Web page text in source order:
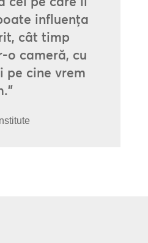
influența
cât timp
o cameră, cu
pe cine vrem